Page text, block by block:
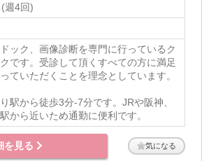
週4回)
ドック、画像診断を専門に行っているク
です。受診して頂くすべての方に満足
ていただくことを理念としています。
り駅から徒歩3分-7分です。JRや阪神、
から近いため通勤に便利です。
を見る 気になる